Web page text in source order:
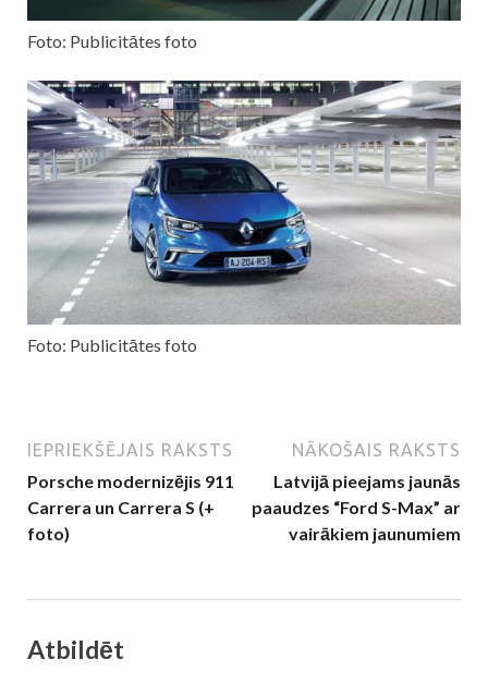
Foto: Publicitātes foto
Foto: Publicitātes foto
IEPRIEKŠĒJAIS RAKSTS
Porsche modernizējis 911
Carrera un Carrera S (+
foto)
NĀKOŠAIS RAKSTS
Latvijā pieejams jaunās
paaudzes “Ford S-Max” ar
vairākiem jaunumiem
Atbildēt